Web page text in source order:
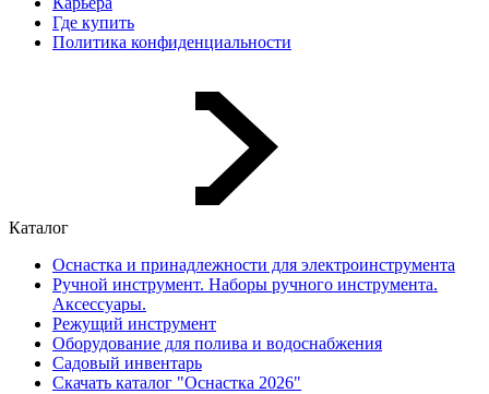
Где купить
Политика конфиденциальности
Каталог
Оснастка и принадлежности для электроинструмента
Ручной инструмент. Наборы ручного инструмента.
Аксессуары.
Режущий инструмент
Оборудование для полива и водоснабжения
Садовый инвентарь
Скачать каталог "Оснастка 2026"